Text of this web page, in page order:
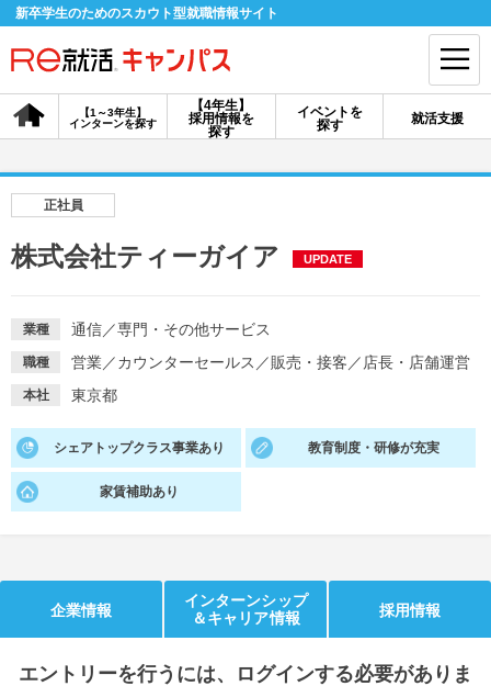
新卒学生のためのスカウト型就職情報サイト
【4年生】
採用情報を
探す
【1～3年生】
インターンを探す
イベントを
探す
就活支援
会員登録 ログイン
採用情報を探す
説明会を探す
イベントを探す
就活ノウハウ・サポート
就活チャンネル
正社員
株式会社ティーガイア UPDATE
業種 通信／専門・その他サービス
職種 営業／カウンターセールス ／販売・接客 ／ 店長・店舗運営
本社 東京都
シェアトップクラス事業あり 教育制度・研修が充実
家賃補助あり
企業情報
インターンシップ
＆キャリア情報
採用情報
エントリーを行うには、ログインする必要がありま